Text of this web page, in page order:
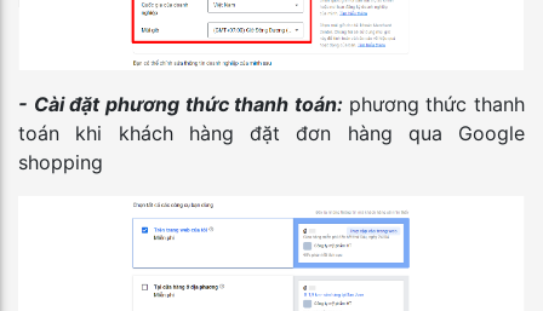
- Cài đặt phương thức thanh toán: phương thức thanh
toán khi khách hàng đặt đơn hàng qua Google
shopping